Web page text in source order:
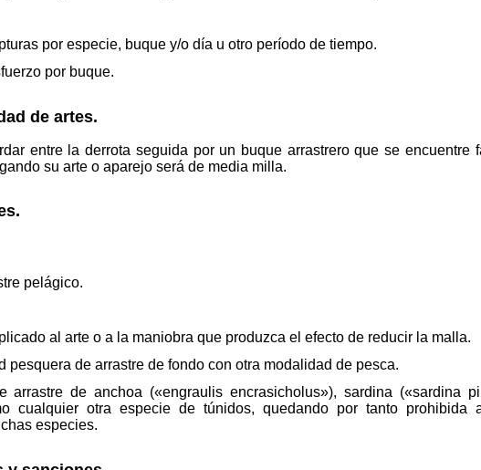
por especie, buque y/o día u otro período de tiempo.
por buque.
de artes.
entre la derrota seguida por un buque arrastrero que se
su arte o aparejo será de media milla.
pelágico.
al arte o a la maniobra que produzca el efecto de reducir la malla.
de arrastre de fondo con otra modalidad de pesca.
de anchoa («engraulis encrasicholus»), sardina («sardina
cualquier otra especie de túnidos, quedando por tanto prohibida
especies.